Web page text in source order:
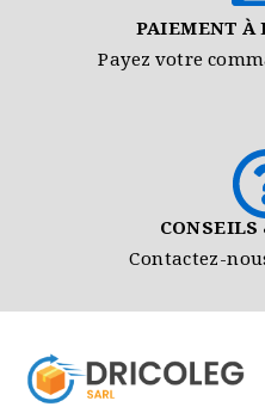
PAIEMENT À
Payez votre
Contactez-